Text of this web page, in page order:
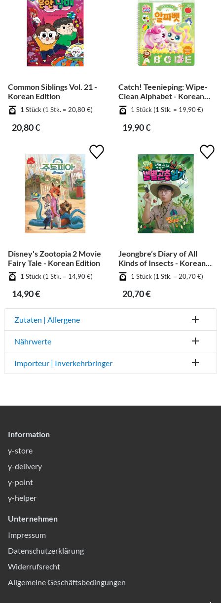
Common Siblings Vol. 21 -
Korean Edition
1 Stück (1 Stk. = 20,80 €)
20,80 €
Catch! Teenieping: Wipe-
Clean Alphabet - Korean
Edition1 Stück (1 Stk. = 19,90 €)
19,90 €
Disney's Zootopia 2 Movie
Fairy Tale - Korean Edition
1 Stück (1 Stk. = 14,90 €)
14,90 €
Jeongbre’s Diary of All
Kinds of Insects - Korean
Edition1 Stück (1 Stk. = 20,70 €)
20,70 €
Zutaten | Allergene
Nährwerte
Importeur | Inverkehrbringer
Information
y-store
y-delivery
y-point
y-helper
Unternehmen
Impressum
Datenschutzerklärung
Widerrufsrecht
Allgemeine Geschäftsbedingungen